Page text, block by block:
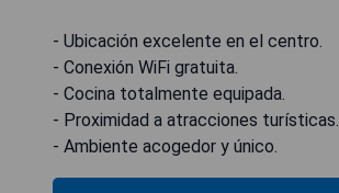
- Ubicación excelente en el centro.
- Conexión WiFi gratuita.
- Cocina totalmente equipada.
- Proximidad a atracciones turísticas.
- Ambiente acogedor y único.